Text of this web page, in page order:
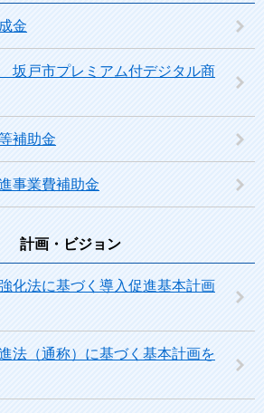
金
坂戸市プレミアム付デジタル商
補助金
事業費補助金
計画・ビジョン
化法に基づく導入促進基本計画
法（通称）に基づく基本計画を